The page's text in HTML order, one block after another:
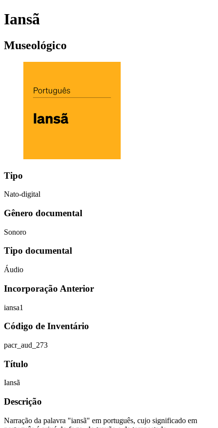
Iansã
Museológico
Tipo
Nato-digital
Gênero documental
Sonoro
Tipo documental
Áudio
Incorporação Anterior
iansa1
Código de Inventário
pacr_aud_273
Título
Iansã
Descrição
Narração da palavra "iansã" em português, cujo significado em